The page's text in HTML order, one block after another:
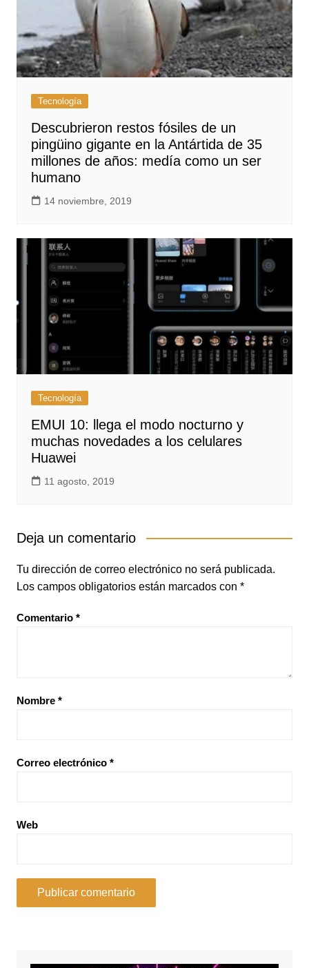
Tecnología
Descubrieron restos fósiles de un
pingüino gigante en la Antártida de 35
millones de años: medía como un ser
humano
14 noviembre, 2019
Tecnología
EMUI 10: llega el modo nocturno y
muchas novedades a los celulares
Huawei
11 agosto, 2019
Deja un comentario
Tu dirección de correo electrónico no será publicada.
Los campos obligatorios están marcados con *
Comentario *
Nombre *
Correo electrónico *
Web